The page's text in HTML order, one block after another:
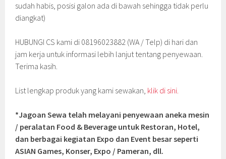
sudah habis, posisi galon ada di bawah sehingga tidak perlu
diangkat)
HUBUNGI CS kami di 08196023882 (WA / Telp) di hari dan
jam kerja untuk informasi lebih lanjut tentang penyewaan.
Terima kasih.
List lengkap produk yang kami sewakan, klik di sini.
*Jagoan Sewa telah melayani penyewaan aneka mesin
/ peralatan Food & Beverage untuk Restoran, Hotel,
dan berbagai kegiatan Expo dan Event besar seperti
ASIAN Games, Konser, Expo / Pameran, dll.